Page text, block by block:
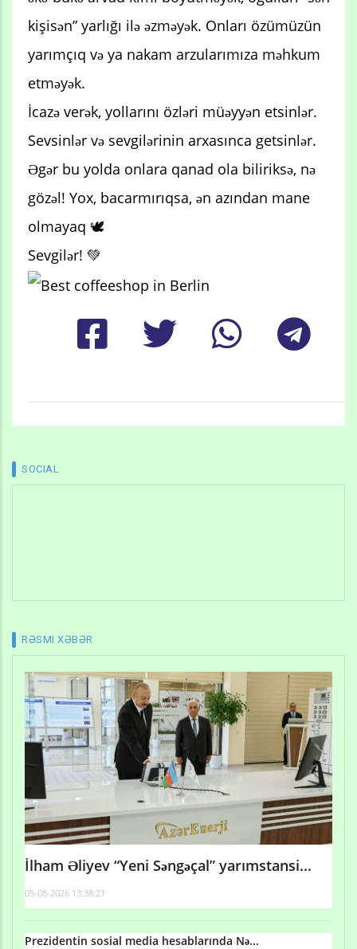
kişisən” yarlığı ilə əzməyək. Onları özümüzün
yarımçıq və ya nakam arzularımıza məhkum
etməyək.
İcazə verək, yollarını özləri müəyyən etsinlər.
Sevsinlər və sevgilərinin arxasınca getsinlər.
Əgər bu yolda onlara qanad ola biliriksə, nə
gözəl! Yox, bacarmırıqsa, ən azından mane
olmayaq 🕊️
Sevgilər! 💚
SOCIAL
RƏSMI XƏBƏR
İlham Əliyev “Yeni Səngəçal” yarımstansi...
05-08-2026 13:38:21
Prezidentin sosial media hesablarında Nə...